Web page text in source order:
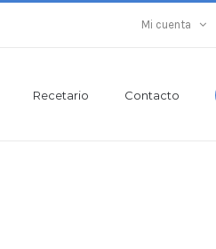
Mi cuenta
Recetario Contacto